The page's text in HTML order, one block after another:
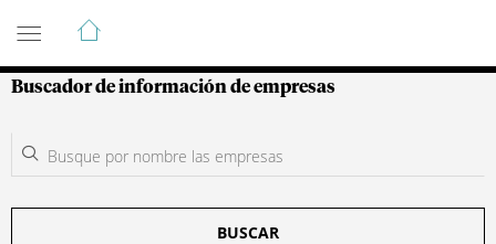
Guía de Empresas Colombianas
Buscador de información de empresas
BUSCAR